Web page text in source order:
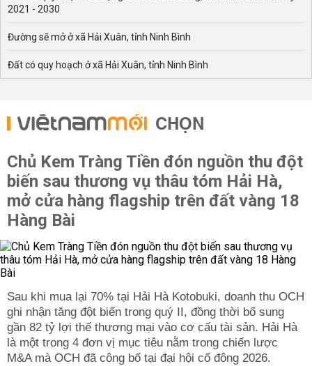
2021 - 2030
Đường sẽ mở ở xã Hải Xuân, tỉnh Ninh Bình
Đất có quy hoạch ở xã Hải Xuân, tỉnh Ninh Bình
CHỌN
Chủ Kem Tràng Tiền đón nguồn thu đột
biến sau thương vụ thâu tóm Hải Hà,
mở cửa hàng flagship trên đất vàng 18
Hàng Bài
Sau khi mua lại 70% tại Hải Hà Kotobuki, doanh thu OCH
ghi nhận tăng đột biến trong quý II, đồng thời bổ sung
gần 82 tỷ lợi thế thương mại vào cơ cấu tài sản. Hải Hà
là một trong 4 đơn vị mục tiêu nằm trong chiến lược
M&A mà OCH đã công bố tại đại hội cổ đông 2026.